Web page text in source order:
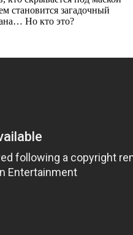
становится загадочный
Но кто это?